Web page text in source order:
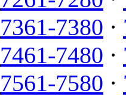
7361-7380 ·
7461-7480 ·
7561-7580 ·